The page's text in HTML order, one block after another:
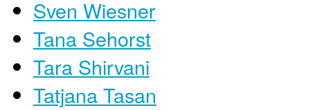
Sven Wiesner
Tana Sehorst
Tara Shirvani
Tatjana Tasan